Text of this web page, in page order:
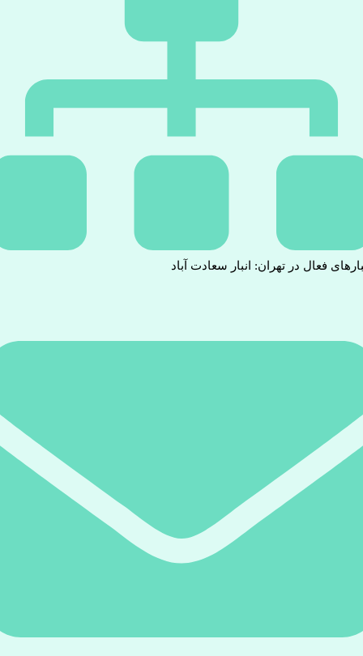
فعال در تهران: انبار سعادت آباد